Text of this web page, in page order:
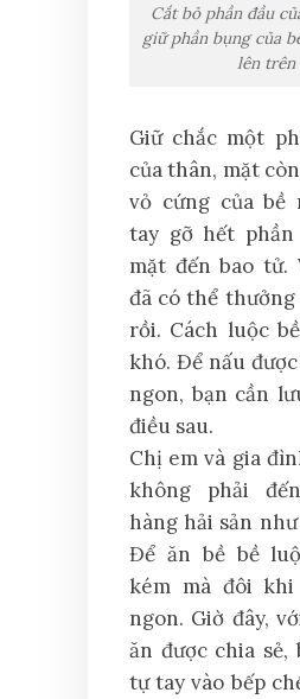
Cắt bỏ phần đầu
giữ phần bụng của
lên trên
Giữ chắc một
của thân, mặt
vỏ cứng của bề
tay gỡ hết
mặt đến bao tử.
đã có thể thưởng
rồi. Cách luộc
khó. Để nấu
ngon, bạn cần
điều sau.
Chị em và gia
không phải
hàng hải sản
Để ăn bề bề
kém mà đôi
ngon. Giờ đây,
ăn được chia sẻ,
tự tay vào bếp